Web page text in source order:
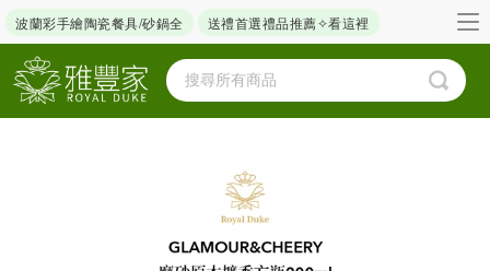
波蘭彩手繪陶瓷餐具/砂鍋全 送禮首選禮品推薦✧看這裡